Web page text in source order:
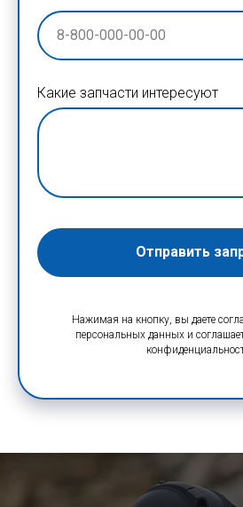
Какие запчасти интересуют
Отправить
Нажимая на кнопку, вы даете
персональных данных и